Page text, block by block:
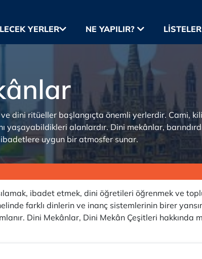
YERLER NE YAPILIR? LISTELER
dini ritüeller başlangıçta önemli yerlerdir. Cami,
yaşayabildikleri alanlardır. Dini mekânlar,
uygun bir atmosfer sunar.
ibadet etmek, dini öğretileri öğrenmek ve
farklı dinlerin ve inanç sistemlerinin birer
Dini Mekânlar, Dini Mekân Çeşitleri hakkında